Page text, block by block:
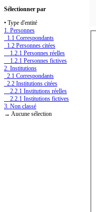
Sélectionner par
• Type d'entité
1. Personnes
1.1 Correspondants
1.2 Personnes citées
1.2.1 Personnes réelles
1.2.1 Personnes fictives
2. Institutions
2.1 Correspondants
2.2 Institutions citées
2.2.1 Institutions réelles
2.2.1 Institutions fictives
3. Non classé
→ Aucune sélection